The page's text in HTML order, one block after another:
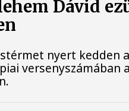
Dávid
nyert kedden
versenyszámában